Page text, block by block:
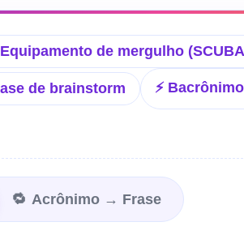
de mergulho
de brainstorm ⚡
🔁 Acrônimo → Frase